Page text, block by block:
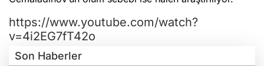
https://www.youtube.com/watch?
v=4i2EG7fT42o
Son Haberler